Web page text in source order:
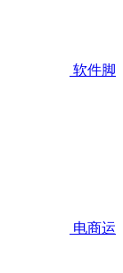
软件脚
电商运